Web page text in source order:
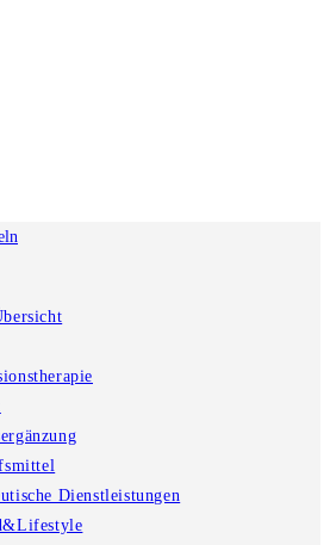
Dienstleistungen